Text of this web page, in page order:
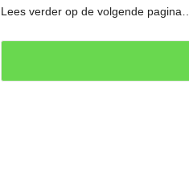
Lees verder op de volgende pagina….